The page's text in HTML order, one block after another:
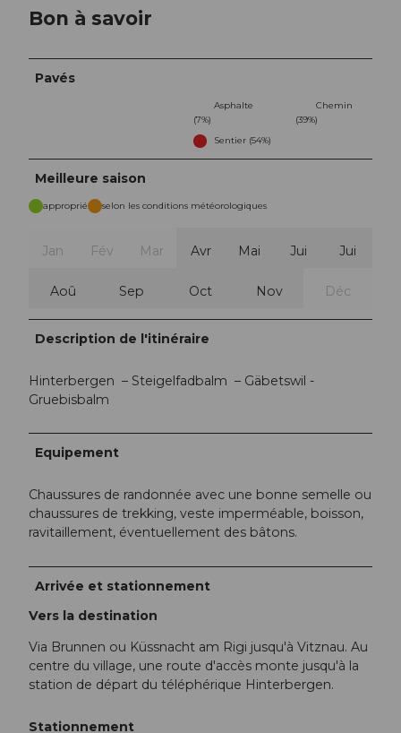
Bon à savoir
Pavés
Asphalte
(7%)
Chemin
(39%)
Sentier (54%)
Meilleure saison
approprié selon les conditions météorologiques
Jan Fév Mar Avr Mai Jui Jui
Aoû Sep Oct Nov Déc
Description de l'itinéraire
Hinterbergen – Steigelfadbalm – Gäbetswil -
Gruebisbalm
Equipement
Chaussures de randonnée avec une bonne semelle ou
chaussures de trekking, veste imperméable, boisson,
ravitaillement, éventuellement des bâtons.
Arrivée et stationnement
Vers la destination
Via Brunnen ou Küssnacht am Rigi jusqu'à Vitznau. Au
centre du village, une route d'accès monte jusqu'à la
station de départ du téléphérique Hinterbergen.
Stationnement